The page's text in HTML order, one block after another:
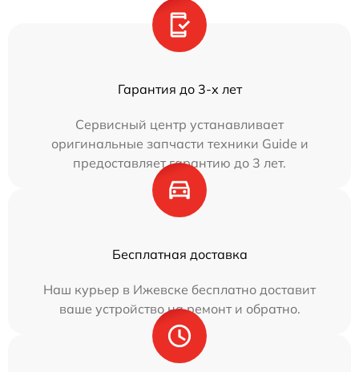
Гарантия до 3-х лет
Сервисный центр устанавливает
оригинальные запчасти техники Guide и
предоставляет гарантию до 3 лет.
Бесплатная доставка
Наш курьер в Ижевске бесплатно доставит
ваше устройство на ремонт и обратно.